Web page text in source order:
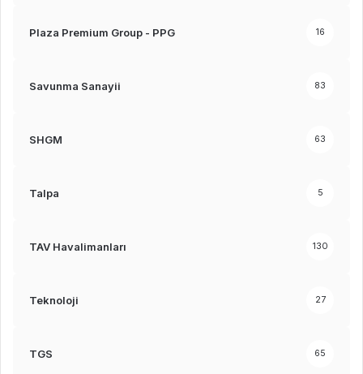
Plaza Premium Group - PPG 16
Savunma Sanayii 83
SHGM 63
Talpa 5
TAV Havalimanları 130
Teknoloji 27
TGS 65